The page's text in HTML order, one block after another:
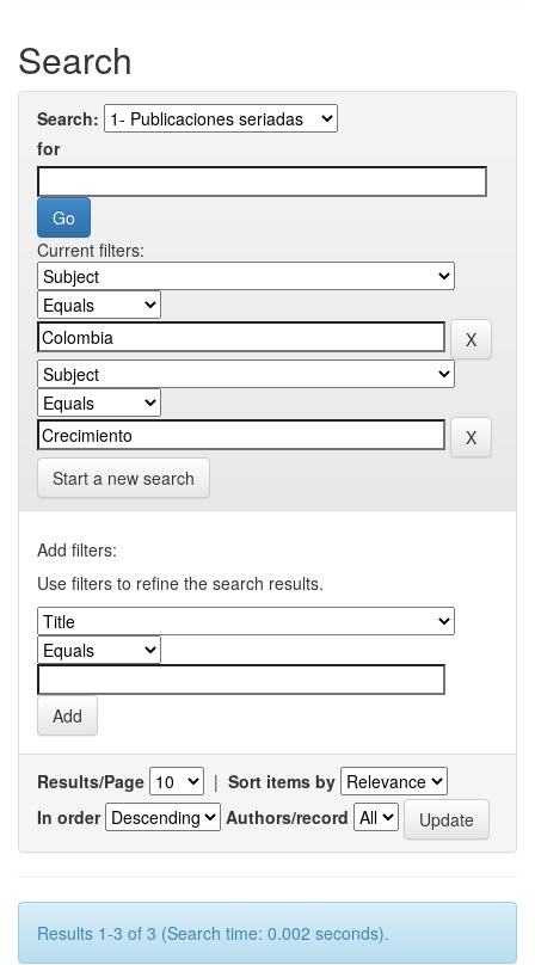
Search
Search:
for
Current filters:
Start a new search
Add filters:
Use filters to refine the search results.
Results/Page | Sort items by
In order
Authors/record
Results 1-3 of 3 (Search time: 0.002 seconds).